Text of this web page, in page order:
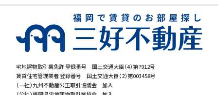
宅地建物取引業免許 登録番号 国土交通大臣（4）第7912号
賃貸住宅管理業者 登録番号 国土交通大臣（2）第003458号
（一社）九州不動産公正取引協議会 加入